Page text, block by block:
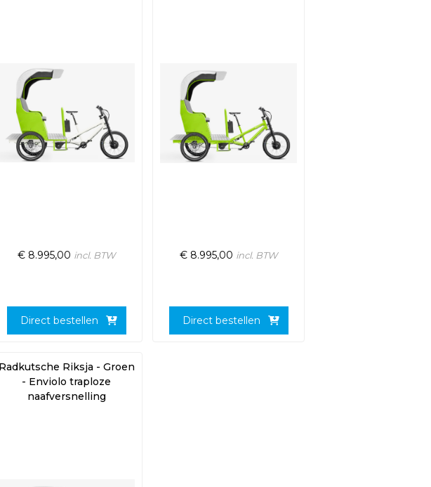
€ 8.995,00 incl. BTW
Direct bestellen
€ 8.995,00 incl. BTW
Direct bestellen
Radkutsche Riksja - Groen
- Enviolo traploze
naafversnelling